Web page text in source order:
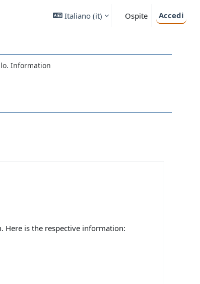
Italiano ‎(it)‎ Ospite Accedi
Information
Here is the respective information: